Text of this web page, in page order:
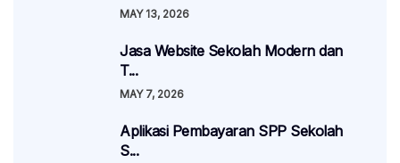
MAY 13, 2026
Jasa Website Sekolah Modern dan
T...
MAY 7, 2026
Aplikasi Pembayaran SPP Sekolah
S...